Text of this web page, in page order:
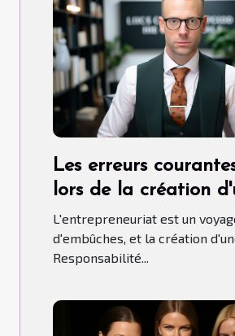
Les erreurs
lors de la création
SARL
L'entrepreneuriat est un
d'embûches, et la création
Responsabilité...